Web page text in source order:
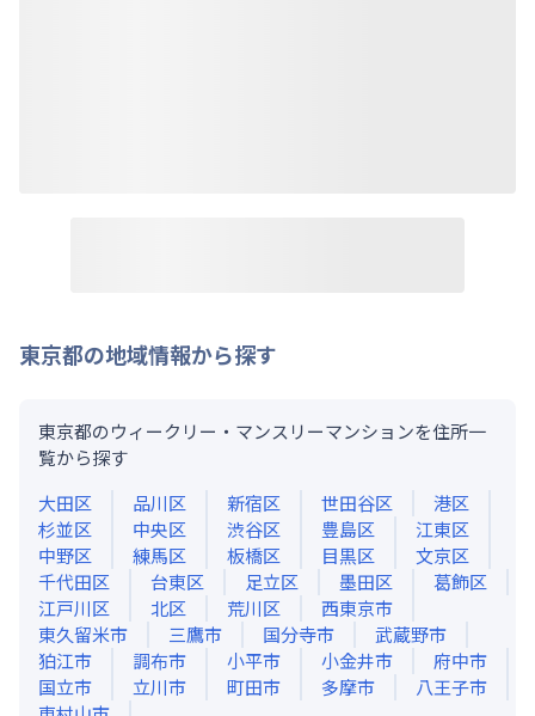
東京都の地域情報から探す
東京都のウィークリー・マンスリーマンションを住所一
覧から探す
大田区
品川区 新宿区 世田谷区
港区
杉並区
中央区 渋谷区 豊島区
江東区
中野区
練馬区 板橋区 目黒区
文京区
千代田区
台東区 足立区 墨田区
葛飾区
江戸川区
北区 荒川区
西東京市
東久留米市
三鷹市 国分寺市
武蔵野市
狛江市
調布市 小平市 小金井市
府中市
国立市
立川市 町田市 多摩市
八王子市